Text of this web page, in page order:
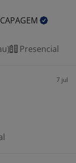
Presencial
7 jul